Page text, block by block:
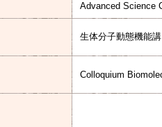
Advanced Science
生体分子動態機能
Colloquium